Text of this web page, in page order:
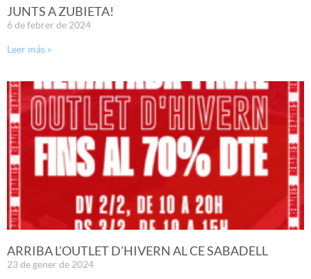
JUNTS A ZUBIETA!
6 de febrer de 2024
Leer más »
ARRIBA L’OUTLET D’HIVERN AL CE SABADELL
23 de gener de 2024